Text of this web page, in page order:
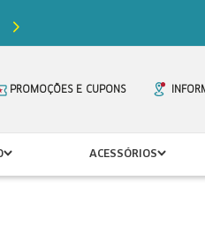
de
PROMOÇÕES E CUPONS
ACESSÓRIOS